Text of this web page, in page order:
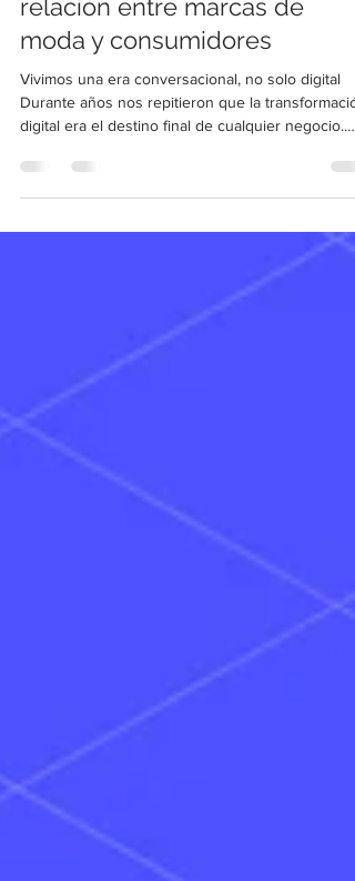
así está transformando la IA la
relación entre marcas de
moda y consumidores
Vivimos una era conversacional, no solo digital
Hoy esa idea se queda corta. En la más reciente
conversó con Thiago Goncalves, country
de Blip y una de las voces más reconocidas en
inteligencia artificial conversacional, ventas y
cambio que ya está redefiniendo por comple